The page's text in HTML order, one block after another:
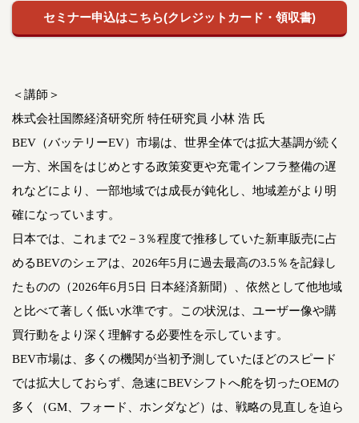
セミナー申込はこちら(クレジットカード・領収書)
＜講師＞
株式会社国際経済研究所 特任研究員 小林 浩 氏
BEV（バッテリーEV）市場は、世界全体では拡大基調が続く
一方、米国をはじめとする政策変更や充電インフラ整備の遅
れなどにより、一部地域では成長が鈍化し、地域差がより明
確になっています。
日本では、これまで2－3％程度で推移していた新車販売に占
めるBEVのシェアは、2026年5月に過去最高の3.5％を記録し
たものの（2026年6月5日 日本経済新聞）、依然として他地域
と比べて著しく低い水準です。この状況は、ユーザー像や購
買行動をより深く理解する必要性を示しています。
BEV市場は、多くの機関が当初予測していたほどのスピード
では拡大しておらず、急速にBEVシフトへ舵を切ったOEMの
多く（GM、フォード、ホンダなど）は、戦略の見直しを迫ら